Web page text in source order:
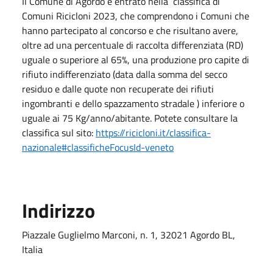
Comuni Ricicloni 2023, che comprendono i Comuni che
hanno partecipato al concorso e che risultano avere,
oltre ad una percentuale di raccolta differenziata (RD)
uguale o superiore al 65%, una produzione pro capite di
rifiuto indifferenziato (data dalla somma del secco
residuo e dalle quote non recuperate dei rifiuti
ingombranti e dello spazzamento stradale ) inferiore o
uguale ai 75 Kg/anno/abitante. Potete consultare la
classifica sul sito: https://ricicloni.it/classifica-
nazionale#classificheFocusId-veneto
Indirizzo
Piazzale Guglielmo Marconi, n. 1, 32021 Agordo BL,
Italia